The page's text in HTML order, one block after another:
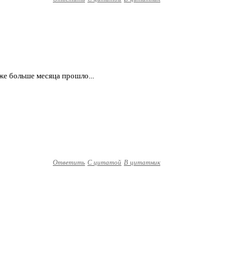
больше месяца прошло...
Ответить С цитатой В цитатник